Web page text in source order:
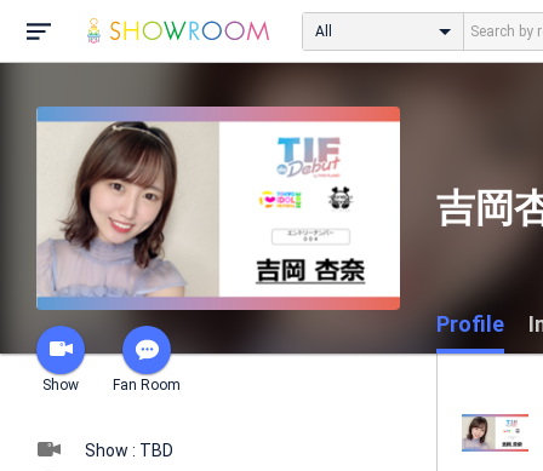
All
Show Fan Room
吉岡
Profile
Show : TBD